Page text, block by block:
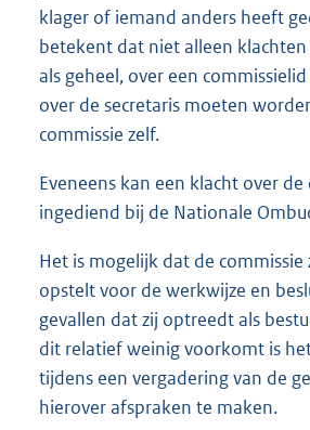
klager of iemand anders heeft
betekent dat niet alleen klachten
als geheel, over een
over de secretaris moeten
commissie zelf.
Eveneens kan een klacht over
ingediend bij de Nationale
Het is mogelijk dat de commissie
opstelt voor de werkwijze en
gevallen dat zij optreedt als
dit relatief weinig voorkomt is
tijdens een vergadering van de
hierover afspraken te maken.